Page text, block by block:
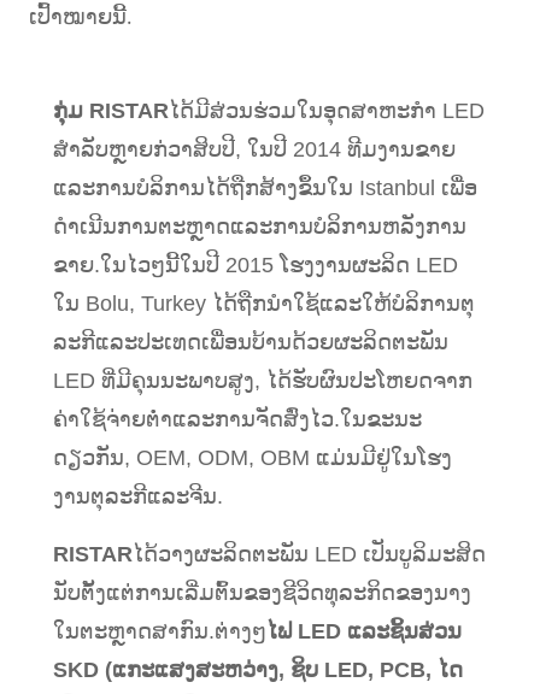
ເປົ້າໝາຍນີ້.
ກຸ່ມ RISTARໄດ້ມີສ່ວນຮ່ວມໃນອຸດສາຫະກໍາ LED
ສໍາລັບຫຼາຍກ່ວາສິບປີ, ໃນປີ 2014 ທີມງານຂາຍ
ແລະການບໍລິການໄດ້ຖືກສ້າງຂຶ້ນໃນ Istanbul ເພື່ອ
ດໍາເນີນການຕະຫຼາດແລະການບໍລິການຫລັງການ
ຂາຍ.ໃນໄວໆນີ້ໃນປີ 2015 ໂຮງງານຜະລິດ LED
ໃນ Bolu, Turkey ໄດ້ຖືກນໍາໃຊ້ແລະໃຫ້ບໍລິການຕຸ
ລະກີແລະປະເທດເພື່ອນບ້ານດ້ວຍຜະລິດຕະພັນ
LED ທີ່ມີຄຸນນະພາບສູງ, ໄດ້ຮັບຜົນປະໂຫຍດຈາກ
ຄ່າໃຊ້ຈ່າຍຕ່ໍາແລະການຈັດສົ່ງໄວ.ໃນຂະນະ
ດຽວກັນ, OEM, ODM, OBM ແມ່ນມີຢູ່ໃນໂຮງ
ງານຕຸລະກີແລະຈີນ.
RISTARໄດ້ວາງຜະລິດຕະພັນ LED ເປັນບູລິມະສິດ
ນັບຕັ້ງແຕ່ການເລີ່ມຕົ້ນຂອງຊີວິດທຸລະກິດຂອງນາງ
ໃນຕະຫຼາດສາກົນ.ຕ່າງໆໄຟ LED ແລະຊິ້ນສ່ວນ
SKD (ແກະແສງສະຫວ່າງ, ຊິບ LED, PCB, ໄດ